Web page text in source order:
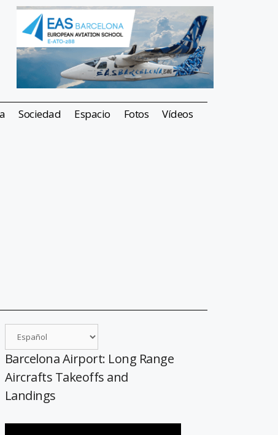
Sociedad Espacio Fotos Vídeos
Barcelona Airport: Long Range
Aircrafts Takeoffs and
Landings